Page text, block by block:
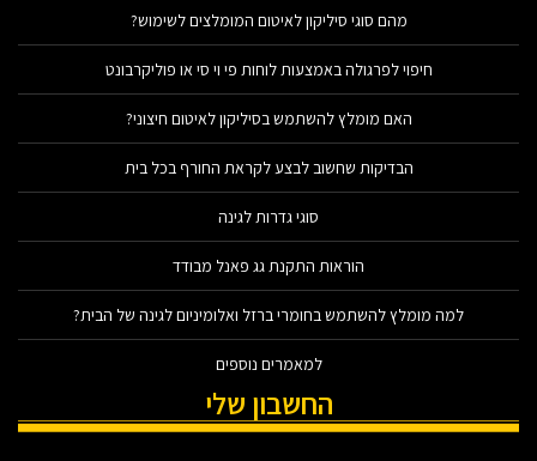
מהם סוגי סיליקון לאיטום המומלצים לשימוש?
חיפוי לפרגולה באמצעות לוחות פי וי סי או פוליקרבונט
האם מומלץ להשתמש בסיליקון לאיטום חיצוני?
הבדיקות שחשוב לבצע לקראת החורף בכל בית
סוגי גדרות לגינה
הוראות התקנת גג פאנל מבודד
למה מומלץ להשתמש בחומרי ברזל ואלומיניום לגינה של הבית?
למאמרים נוספים
החשבון שלי